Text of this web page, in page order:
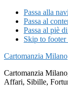
Passa alla
Passa al
Passa al piè
Skip to footer
Cartomanzia Milano
Cartomanzia
Affari, Sibille,